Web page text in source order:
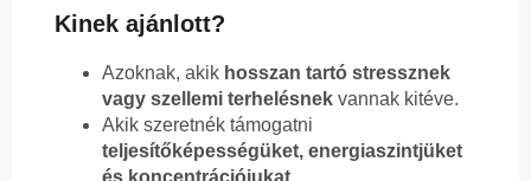
Kinek ajánlott?
Azoknak, akik hosszan tartó stressznek
vagy szellemi terhelésnek vannak kitéve.
Akik szeretnék támogatni
teljesítőképességüket, energiaszintjüket
és koncentrációjukat.